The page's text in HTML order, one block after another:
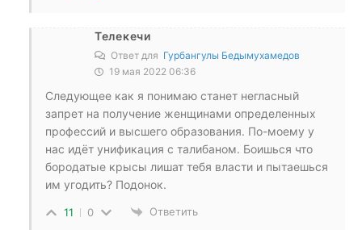
Телекечи
Ответ для Гурбангулы Бедымухамедов
19 мая 2022 06:36
Следующее как я понимаю станет негласный
запрет на получение женщинами определенных
профессий и высшего образования. По-моему у
нас идёт унификация с талибаном. Боишься что
бородатые крысы лишат тебя власти и пытаешься
им угодить? Подонок.
11 0 Ответить